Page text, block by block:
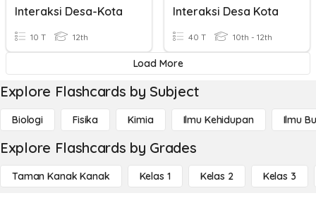
Interaksi Desa-Kota
10 T 12th
Interaksi Desa Kota
40 T 10th - 12th
Load More
Explore Flashcards by Subject
Biologi Fisika Kimia Ilmu Kehidupan Ilmu
Explore Flashcards by Grades
Taman Kanak Kanak Kelas 1 Kelas 2 Kelas 3